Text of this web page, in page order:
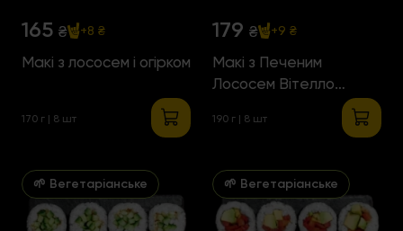
165 ₴ +8 ₴
Макі з лососем і огірком
170 г | 8 шт
179 ₴ +9 ₴
Макі з Печеним
Лососем Вітелло
190 г | 8 шт
🌱 Вегетаріанське 🌱 Вегетаріанське